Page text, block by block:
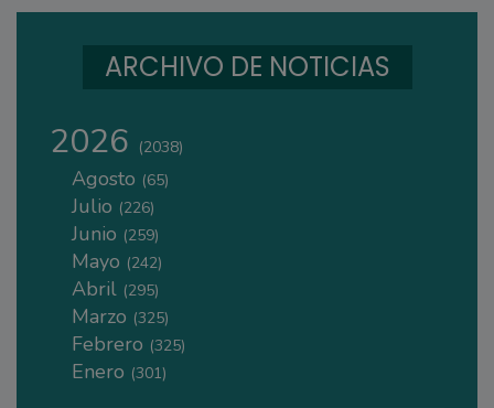
ARCHIVO DE NOTICIAS
2026 (2038)
Agosto (65)
Julio (226)
Junio (259)
Mayo (242)
Abril (295)
Marzo (325)
Febrero (325)
Enero (301)